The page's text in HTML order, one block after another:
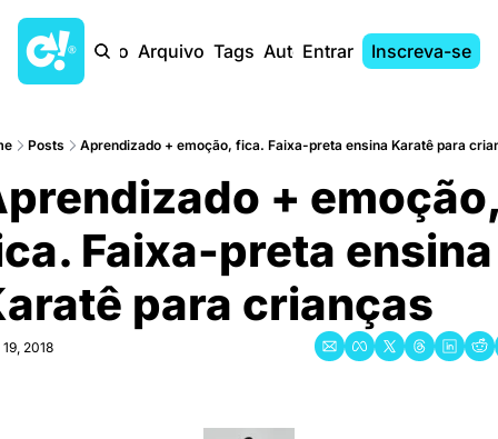
Início Arquivo Tags AutoresEntrar Inscreva-se
Posts Aprendizado + emoção, fica. Faixa-preta ensina Karatê para
+
Faixa-preta ensina
para crianças
2018